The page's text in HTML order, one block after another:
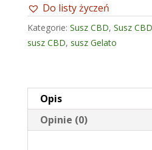
Do listy życzeń
Kategorie: Susz CBD, Susz
susz CBD, susz Gelato
Opis
Opinie (0)